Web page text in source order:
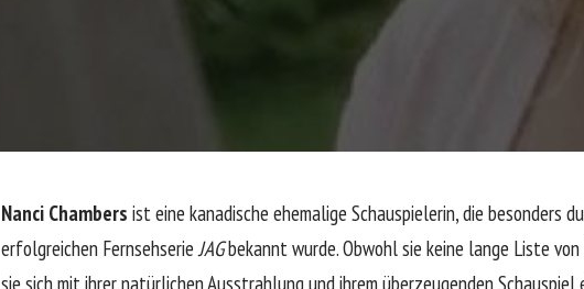
Nanci Chambers ist eine kanadische ehemalige Schauspielerin, die besonders
erfolgreichen FernsehserieJAGbekannt wurde. Obwohl sie keine lange Liste
sie sich mit ihrer natürlichen Ausstrahlung und ihrem überzeugenden